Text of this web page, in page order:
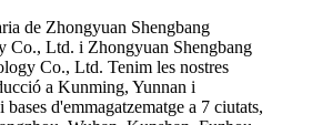
de Zhongyuan Shengbang
Co., Ltd. i Zhongyuan Shengbang
Co., Ltd. Tenim les nostres
a Kunming, Yunnan i
d'emmagatzematge a 7 ciutats,